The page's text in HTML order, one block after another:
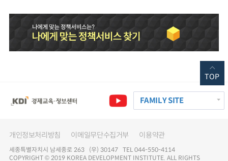
FAMILY SITE
개인정보처리방침 이메일무단수집거부 이용약관
세종특별자치시 남세종로 263 (우) 30147 TEL 044-550-4114
COPYRIGHT © 2019 KOREA DEVELOPMENT INSTITUTE. ALL RIGHTS
TOP